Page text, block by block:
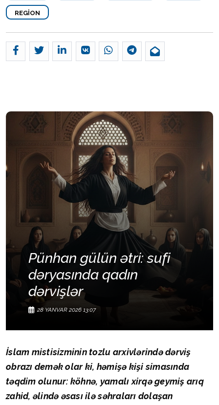
REGION
Pünhan gülün ətri: sufi
dəryasında qadın
dərvişlər
28 YANVAR 2026 13:07
İslam mistisizminin tozlu arxivlərində dərviş
obrazı demək olar ki, həmişə kişi simasında
təqdim olunur: köhnə, yamalı xirqə geymiş arıq
zahid, əlində əsası ilə səhraları dolaşan